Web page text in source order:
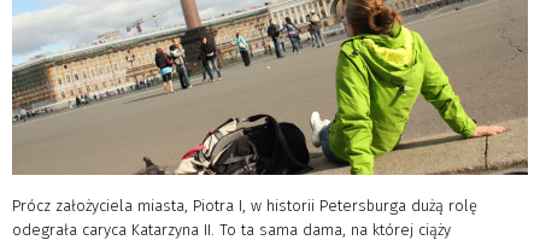
Prócz założyciela miasta, Piotra I, w historii Petersburga dużą rolę
odegrała caryca Katarzyna II. To ta sama dama, na której ciąży